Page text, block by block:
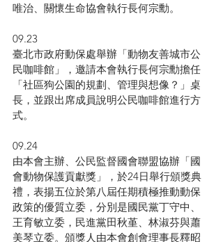
唯治、關懷生命協會執行長何宗勳。
09.23
臺北市政府動保處舉辦「動物友善城市公
民咖啡館」，邀請本會執行長何宗勳擔任
「社區狗公園的規劃、管理與想像？」桌
長，並跟出席成員說明公民咖啡館進行方
式。
09.24
由本會主辦、公民監督國會聯盟協辦「國
會動物保護貢獻獎」，於24日舉行頒獎典
禮，表揚五位於第八屆任期積極推動動保
政策的優質立委，分別是國民黨丁守中、
王育敏立委，民進黨田秋堇、林淑芬與蕭
美琴立委。頒獎人由本會創會理事長釋昭